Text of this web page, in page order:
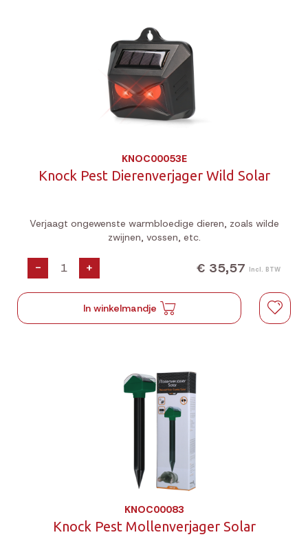
KNOC00053E
Knock Pest Dierenverjager Wild Solar
Verjaagt ongewenste warmbloedige dieren, zoals wilde
zwijnen, vossen, etc.
- + € 35,57 Incl. BTW
In winkelmandje
KNOC00083
Knock Pest Mollenverjager Solar